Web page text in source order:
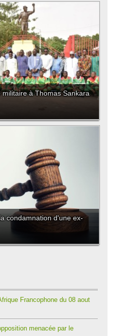
à Thomas Sankara
condamnation d'une ex-
Francophone du 08 aout
menacée par le